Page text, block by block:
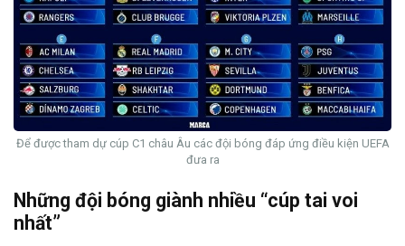
Để được tham dự cúp C1 châu Âu các đội bóng đáp ứng điều kiện UEFA
đưa ra
Những đội bóng giành nhiều “cúp tai voi
nhất”